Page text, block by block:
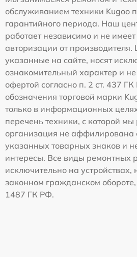
обслуживанием техники Kugoo
гарантийного периода. Наш
работает независимо и не
авторизации от
указанные на сайте, носят
ознакомительный характер и
офертой согласно п. 2 ст. 437
обозначения торговой марки
только в информационных
перечень техники, с которой
организация не аффилирована
указанных товарных знаков и
интересы. Все виды ремонтных
исключительно на
законном гражданском обороте,
1487 ГК РФ.